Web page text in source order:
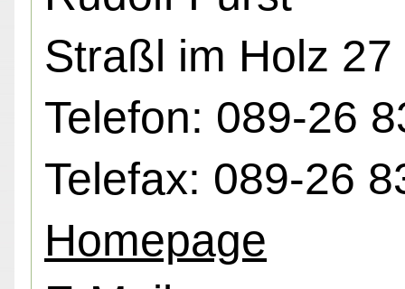
Straßl im Holz
Telefon: 089-26
Telefax: 089-26
Homepage